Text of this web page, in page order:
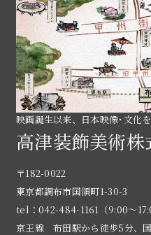
映画誕生以来、日本映像･文化
高津装飾美術株
〒182-0022
東京都調布市国領町1-30-3
tel：042-484-1161（9:00〜
京王線 布田駅から徒歩5分、